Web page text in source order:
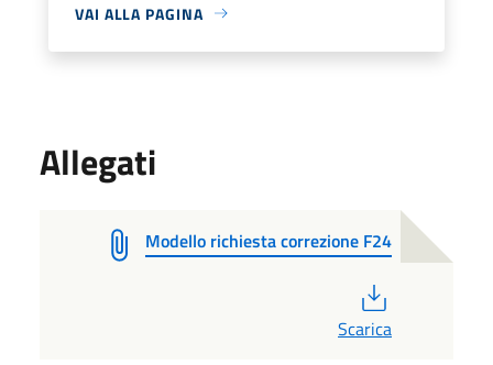
VAI ALLA PAGINA
Allegati
Modello richiesta correzione F24
Scarica